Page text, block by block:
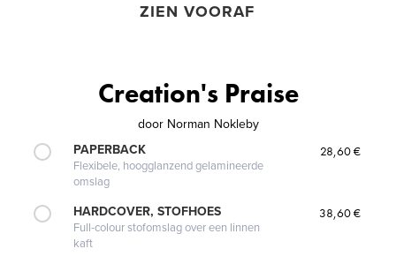
ZIEN VOORAF
Creation's Praise
door Norman Nokleby
PAPERBACK
Flexibele, hoogglanzend gelamineerde
omslag
28,60 €
HARDCOVER, STOFHOES
Full-colour stofomslag over een linnen
kaft
38,60 €